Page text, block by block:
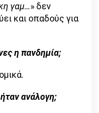
γαμ…» δεν
και οπαδούς για
η πανδημία;
ανάλογη;